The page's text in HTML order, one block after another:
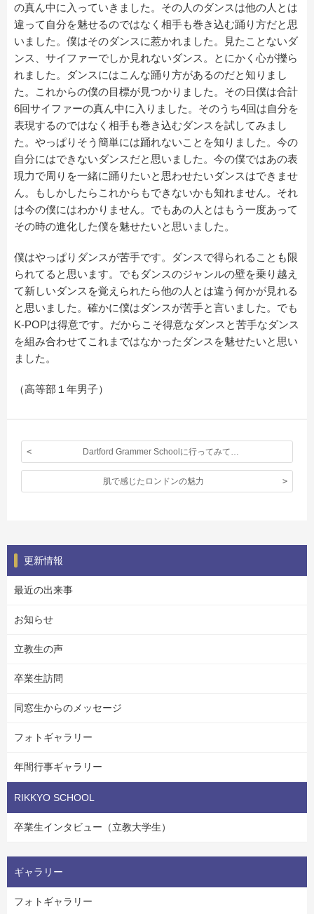
の真ん中に入っていきました。その人のダンスは他の人とは
違って自分を魅せるのではなく相手も巻き込む踊り方だと思
いました。僕はそのダンスに惹かれました。見たことないダ
ンス、サイファーでしか見れないダンス。とにかく心が擽ら
れました。ダンスにはこんな踊り方があるのだと知りまし
た。これからの僕の目標が見つかりました。その日僕は合計
6回サイファーの真ん中に入りました。そのうち4回は自分を
表現するのではなく相手も巻き込むダンスを試してみまし
た。やっぱりそう簡単には踊れないことを知りました。今の
自分にはできないダンスだと思いました。今の僕ではあの表
現力で周りを一緒に踊りたいと思わせたいダンスはできませ
ん。もしかしたらこれからもできないかも知れません。それ
は今の僕にはわかりません。でもあの人とはもう一度あって
その時の進化した僕を魅せたいと思いました。
僕はやっぱりダンスが苦手です。ダンスで得られることも限
られてると思います。でもダンスのジャンルの壁を乗り越え
て新しいダンスを覚えられたら他の人とは違う何かが見れる
と思いました。確かに僕はダンスが苦手と言いました。でも
K-POPは得意です。だからこそ得意なダンスと苦手なダンス
を組み合わせてこれまではなかったダンスを魅せたいと思い
ました。
（高等部１年男子）
Dartford Grammer Schoolに行ってみて…
肌で感じたロンドンの魅力
更新情報
最近の出来事
お知らせ
立教生の声
卒業生訪問
同窓生からのメッセージ
フォトギャラリー
年間行事ギャラリー
RIKKYO SCHOOL
卒業生インタビュー（立教大学生）
ギャラリー
フォトギャラリー